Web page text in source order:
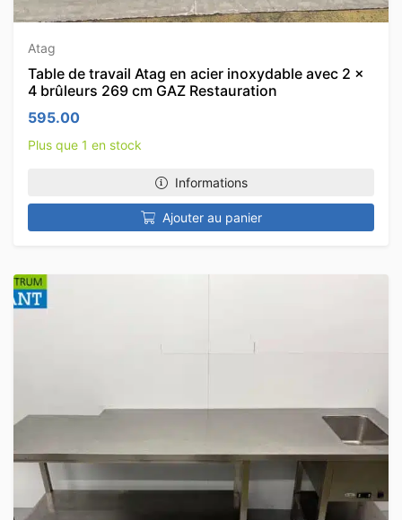
Atag
Table de travail Atag en acier inoxydable avec 2 x
4 brûleurs 269 cm GAZ Restauration
595.00
Plus que 1 en stock
Informations
Ajouter au panier